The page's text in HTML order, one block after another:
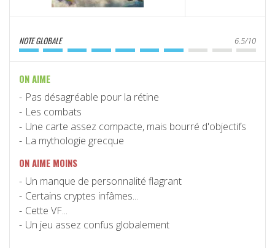
NOTE GLOBALE 6.5/10
ON AIME
Pas désagréable pour la rétine
Les combats
Une carte assez compacte, mais bourré d'objectifs
La mythologie grecque
ON AIME MOINS
Un manque de personnalité flagrant
Certains cryptes infâmes...
Cette VF...
Un jeu assez confus globalement